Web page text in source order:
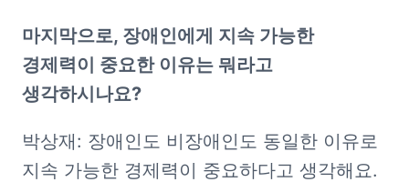
마지막으로, 장애인에게 지속 가능한
경제력이 중요한 이유는 뭐라고
생각하시나요?
박상재: 장애인도 비장애인도 동일한 이유로
지속 가능한 경제력이 중요하다고 생각해요.